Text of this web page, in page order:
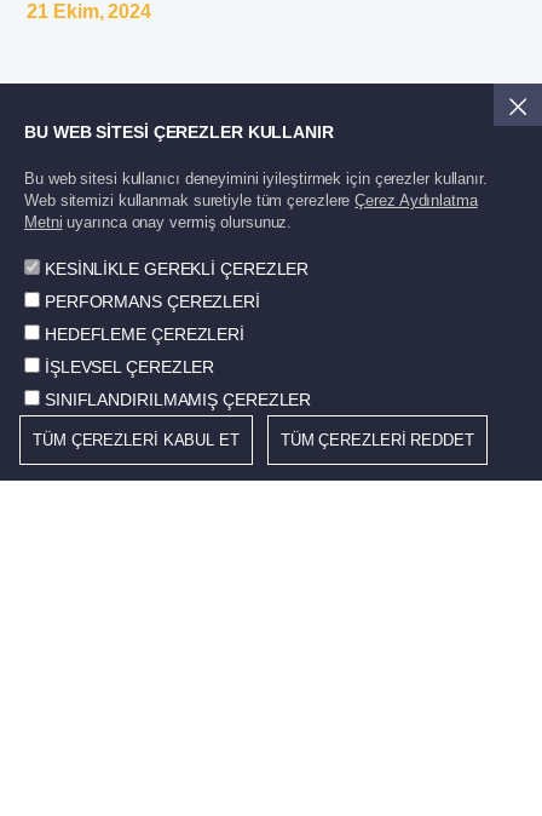
21 Ekim, 2024
TÜM HABERLER
BU WEB SİTESİ ÇEREZLER KULLANIR
Bu web sitesi kullanıcı deneyimini iyileştirmek için çerezler kullanır.
Web sitemizi kullanmak suretiyle tüm çerezlereÇerez Aydınlatma
Metni uyarınca onay vermiş olursunuz.
KESİNLİKLE GEREKLİ ÇEREZLER
PERFORMANS ÇEREZLERİ
HEDEFLEME ÇEREZLERİ
İŞLEVSEL ÇEREZLER
SINIFLANDIRILMAMIŞ ÇEREZLER
TÜM ÇEREZLERİ KABUL ET TÜM ÇEREZLERİ REDDET